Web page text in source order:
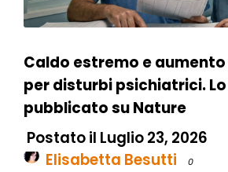
Caldo estremo e
per disturbi psichiatrici.
pubblicato su Nature
Postato il Luglio 23, 2026
Elisabetta Besutti
0